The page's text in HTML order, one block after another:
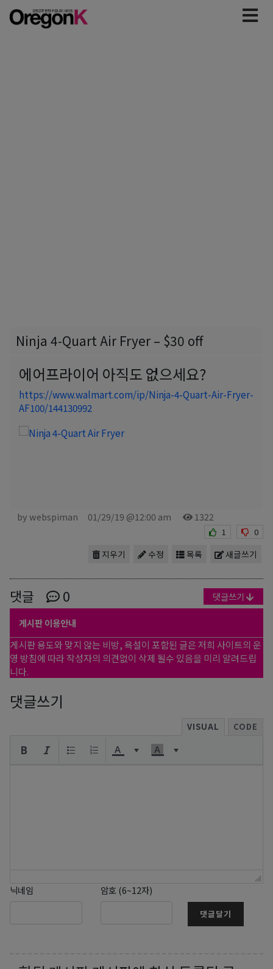
Ninja 4-Quart Air Fryer – $30 off
에어프라이어 아직도 없으세요?
https://www.walmart.com/ip/Ninja-4-Quart-Air-Fryer-
AF100/144130992
by webspiman 01/29/19 @12:00 am 1322
1 0
새글쓰기
목록
수정
지우기
댓글 0 댓글쓰기
게시판 이용안내
게시판 용도와 맞지 않는 비방, 욕설이 포함된 글은 저희 사이트의 운
영 방침에 따라 작성자의 의견없이 삭제 될수 있음을 미리 알려드립
니다.
댓글쓰기
VISUAL CODE
닉네임 암호 (6~12자)
댓글달기